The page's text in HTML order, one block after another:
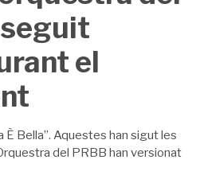
el
È Bella”. Aquestes han sigut les
del PRBB han versionat